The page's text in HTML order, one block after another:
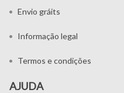
Envio gráits
Informação legal
Termos e condições
AJUDA